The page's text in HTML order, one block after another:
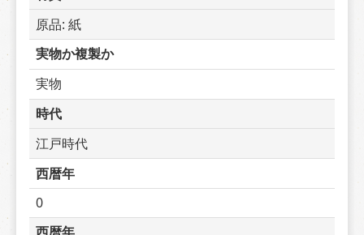
原品: 紙
実物か複製か
実物
時代
江戸時代
西暦年
0